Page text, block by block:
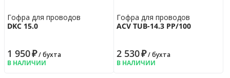
Гофра для проводов
DKC 15.0
1 950₽/ бухта
В НАЛИЧИИ
Гофра для проводов
ACV TUB-14.3 PP/100
2 530₽/ бухта
В НАЛИЧИИ